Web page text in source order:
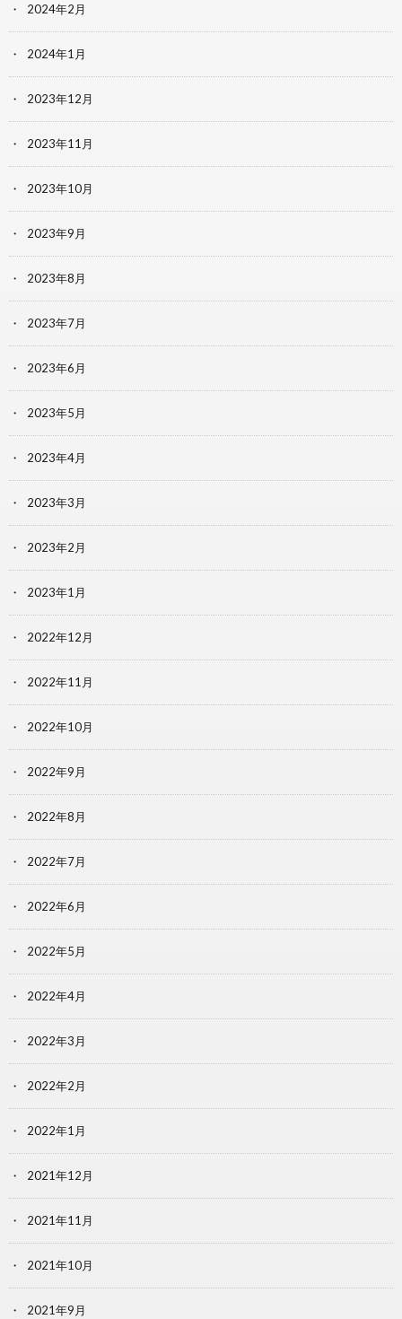
2024年2月
2024年1月
2023年12月
2023年11月
2023年10月
2023年9月
2023年8月
2023年7月
2023年6月
2023年5月
2023年4月
2023年3月
2023年2月
2023年1月
2022年12月
2022年11月
2022年10月
2022年9月
2022年8月
2022年7月
2022年6月
2022年5月
2022年4月
2022年3月
2022年2月
2022年1月
2021年12月
2021年11月
2021年10月
2021年9月